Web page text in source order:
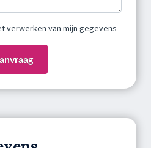
verwerken van mijn gegevens